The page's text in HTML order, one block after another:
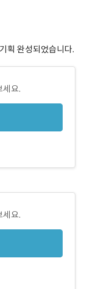
획 완성되었습니다.
세요.
세요.